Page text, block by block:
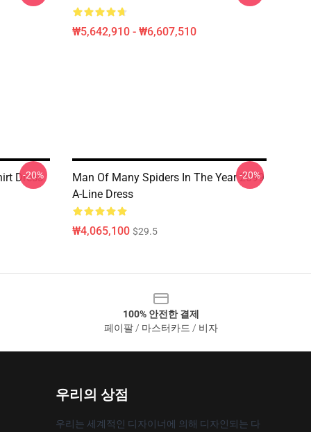
₩5,642,910 - ₩6,607,510
Dress
-20%
Man Of Many Spiders In The Year 2099
A-Line Dress
₩4,065,100 $29.5
-20%
100% 안전한 결제
페이팔 / 마스터카드 / 비자
우리의 상점
우리는 세계적인 디자이너에 의해 디자인되는 다